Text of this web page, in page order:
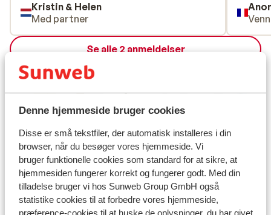
Denne hjemmeside bruger cookies
Disse er små tekstfiler, der automatisk installeres i din
browser, når du besøger vores hjemmeside. Vi
bruger funktionelle cookies som standard for at sikre, at
hjemmesiden fungerer korrekt og fungerer godt. Med din
tilladelse bruger vi hos Sunweb Group GmbH også
statistike cookies til at forbedre vores hjemmeside,
præference-cookies til at huske de oplysninger, du har givet
borstel en zéker niet voor herhaling
vatbaar. Prijs kwaliteit verhouding
werkelijk waar schandalig. Eventuele
foto’s zijn op te vragen.
Kristin & Helen
Med partner
Se alle 2 anmeldelser
Lokation
Se på kort